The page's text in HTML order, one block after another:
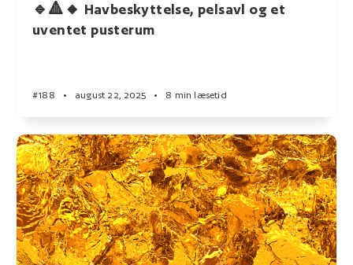
🔹🔺🔸 Havbeskyttelse, pelsavl og et
uventet pusterum
#188 • august 22, 2025 • 8 min læsetid